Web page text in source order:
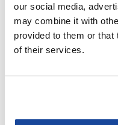
our social media,
may combine it with
provided to them or that
of their services.
Posizione:
CORSO